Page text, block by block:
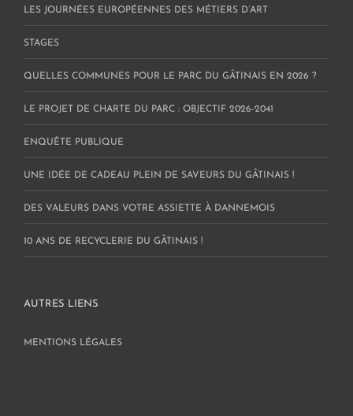
LES JOURNÉES EUROPÉENNES DES MÉTIERS D’ART
STAGES
QUELLES COMMUNES POUR LE PARC DU GÂTINAIS EN 2026 ?
LE PROJET DE CHARTE DU PARC : OBJECTIF 2026-2041
ENQUÊTE PUBLIQUE
UNE IDÉE DE CADEAU PLEIN DE SAVEURS DU GÂTINAIS !
DES VALEURS DANS VOTRE ASSIETTE À DANNEMOIS
10 ANS DE RECYCLERIE DU GÂTINAIS !
AUTRES LIENS
MENTIONS LÉGALES